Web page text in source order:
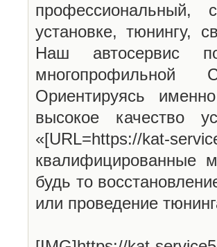
профессиональный,
установке, тюнингу,
Наш автосервис
Ориентируясь
высокое качество
«[URL=https://kat-
квалифицированные
будь то
или проведение